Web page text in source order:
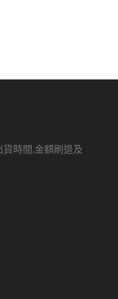
時間,金額刷退及